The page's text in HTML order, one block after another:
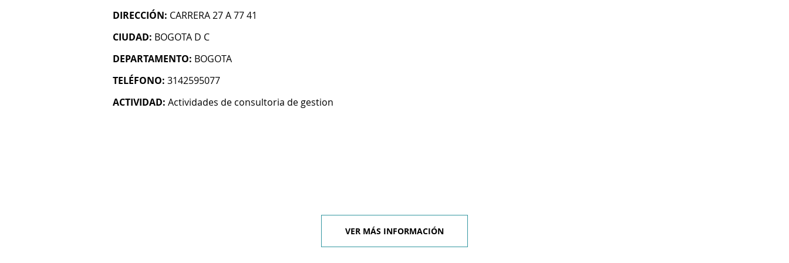
DIRECCIÓN: CARRERA 27 A 77 41
CIUDAD: BOGOTA D C
DEPARTAMENTO: BOGOTA
TELÉFONO: 3142595077
ACTIVIDAD: Actividades de consultoria de gestion
VER MÁS INFORMACIÓN